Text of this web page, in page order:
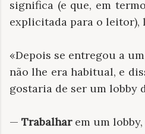
significa (e que, em
explicitada para o leitor),
«Depois se entregou a
não lhe era habitual, e
gostaria de ser um lobby
— Trabalharem um